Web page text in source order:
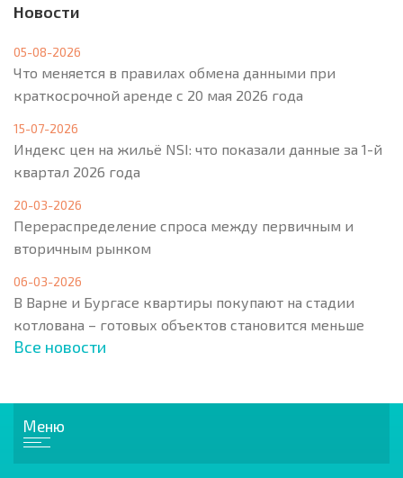
Новости
05-08-2026
Что меняется в правилах обмена данными при
краткосрочной аренде с 20 мая 2026 года
15-07-2026
Индекс цен на жильё NSI: что показали данные за 1-й
квартал 2026 года
20-03-2026
Перераспределение спроса между первичным и
вторичным рынком
06-03-2026
В Варне и Бургасе квартиры покупают на стадии
котлована – готовых объектов становится меньше
Все новости
Меню